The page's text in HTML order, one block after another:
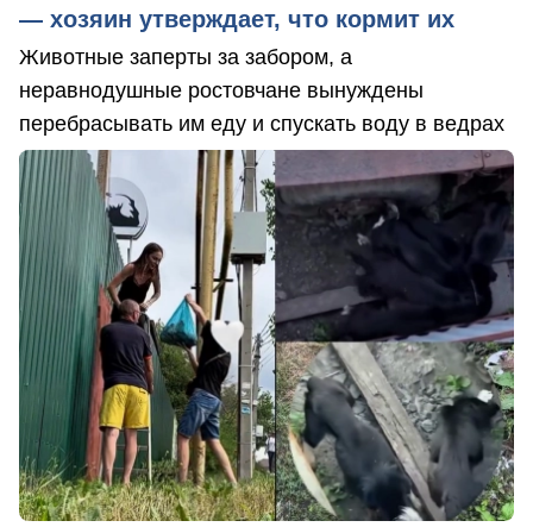
— хозяин утверждает, что кормит их
Животные заперты за забором, а
неравнодушные ростовчане вынуждены
перебрасывать им еду и спускать воду в ведрах